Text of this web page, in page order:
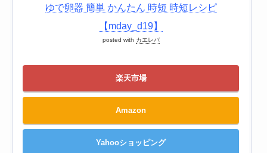
ゆで卵器 簡単 かんたん 時短 時短レシピ
【mday_d19】
posted with カエレバ
楽天市場
Amazon
Yahooショッピング